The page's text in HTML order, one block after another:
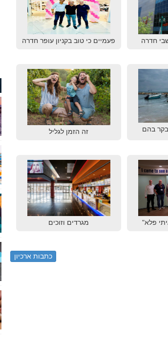
חדרה פעמיים כי טוב בקניון עופר חדרה
בהם זה הזמן לגליל
פלא" מגרדים וזוכים
כתבות ארכיון